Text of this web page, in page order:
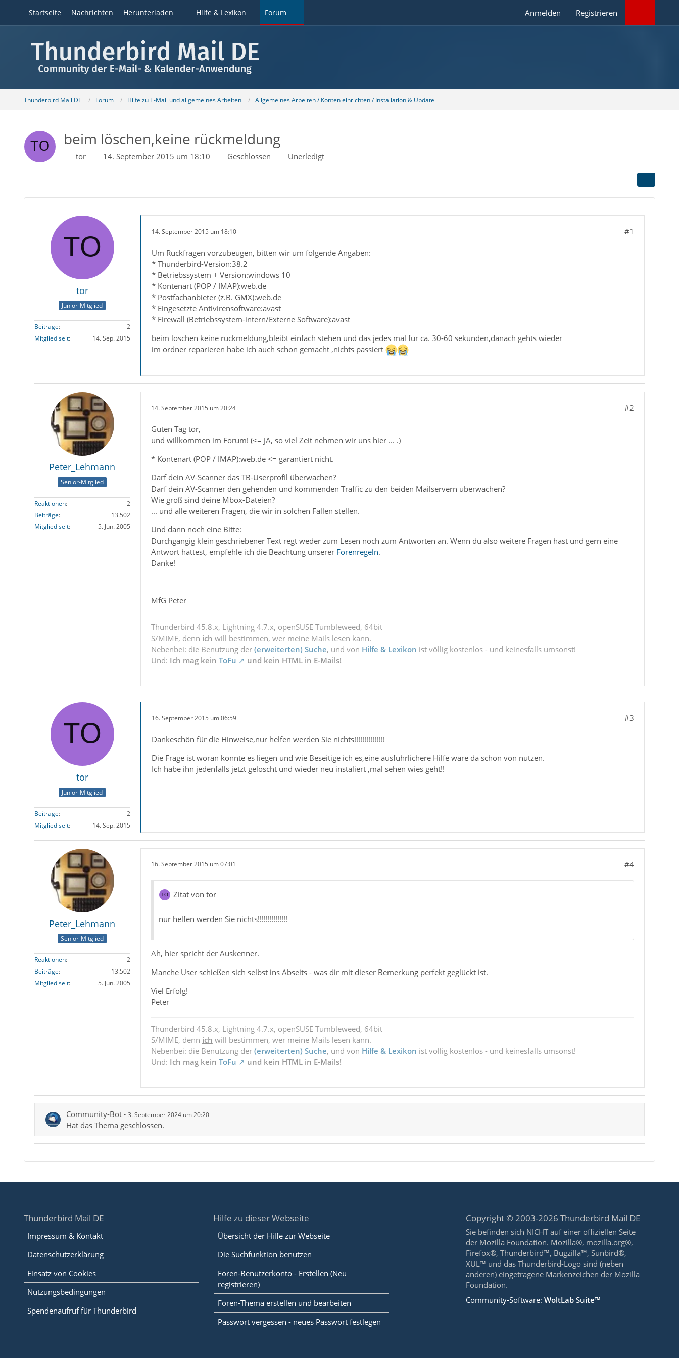
Startseite Nachrichten Herunterladen Hilfe & Lexikon Forum Anmelden Registrieren
Thunderbird Mail DE Forum Hilfe zu E-Mail und allgemeines Arbeiten Allgemeines Arbeiten / Konten einrichten / Installation & Update
beim löschen,keine rückmeldung
tor 14. September 2015 um 18:10 Geschlossen Unerledigt
tor
Junior-Mitglied
Beiträge
2
Mitglied seit
14. Sep. 2015
14. September 2015 um 18:10 #1
Um Rückfragen vorzubeugen, bitten wir um folgende Angaben:
* Thunderbird-Version:38.2
* Betriebssystem + Version:windows 10
* Kontenart (POP / IMAP):web.de
* Postfachanbieter (z.B. GMX):web.de
* Eingesetzte Antivirensoftware:avast
* Firewall (Betriebssystem-intern/Externe Software):avast
beim löschen keine rückmeldung,bleibt einfach stehen und das jedes mal für ca. 30-60 sekunden,danach gehts wieder
im ordner reparieren habe ich auch schon gemacht ,nichts passiert
Peter_Lehmann
Senior-Mitglied
Reaktionen
2
Beiträge
13.502
Mitglied seit
5. Jun. 2005
14. September 2015 um 20:24 #2
Guten Tag tor,
und willkommen im Forum! (<= JA, so viel Zeit nehmen wir uns hier ... .)
* Kontenart (POP / IMAP):web.de <= garantiert nicht.
Darf dein AV-Scanner das TB-Userprofil überwachen?
Darf dein AV-Scanner den gehenden und kommenden Traffic zu den beiden Mailservern überwachen?
Wie groß sind deine Mbox-Dateien?
... und alle weiteren Fragen, die wir in solchen Fällen stellen.
Und dann noch eine Bitte:
Durchgängig klein geschriebener Text regt weder zum Lesen noch zum Antworten an. Wenn du also weitere Fragen hast und gern eine
Antwort hättest, empfehle ich die Beachtung unserer Forenregeln.
Danke!
MfG Peter
Thunderbird 45.8.x, Lightning 4.7.x, openSUSE Tumbleweed, 64bit
S/MIME, denn ich will bestimmen, wer meine Mails lesen kann.
Nebenbei: die Benutzung der (erweiterten) Suche, und von Hilfe & Lexikon ist völlig kostenlos - und keinesfalls umsonst!
Und: Ich mag kein ToFu und kein HTML in E-Mails!
tor
Junior-Mitglied
Beiträge
2
Mitglied seit
14. Sep. 2015
16. September 2015 um 06:59 #3
Dankeschön für die Hinweise,nur helfen werden Sie nichts!!!!!!!!!!!!!!!
Die Frage ist woran könnte es liegen und wie Beseitige ich es,eine ausführlichere Hilfe wäre da schon von nutzen.
Ich habe ihn jedenfalls jetzt gelöscht und wieder neu instaliert ,mal sehen wies geht!!
Peter_Lehmann
Senior-Mitglied
Reaktionen
2
Beiträge
13.502
Mitglied seit
5. Jun. 2005
16. September 2015 um 07:01 #4
Zitat von tor
nur helfen werden Sie nichts!!!!!!!!!!!!!!!
Ah, hier spricht der Auskenner.
Manche User schießen sich selbst ins Abseits - was dir mit dieser Bemerkung perfekt geglückt ist.
Viel Erfolg!
Peter
Thunderbird 45.8.x, Lightning 4.7.x, openSUSE Tumbleweed, 64bit
S/MIME, denn ich will bestimmen, wer meine Mails lesen kann.
Nebenbei: die Benutzung der (erweiterten) Suche, und von Hilfe & Lexikon ist völlig kostenlos - und keinesfalls umsonst!
Und: Ich mag kein ToFu und kein HTML in E-Mails!
Community-Bot 3. September 2024 um 20:20
Hat das Thema geschlossen.
Thunderbird Mail DE
Impressum & Kontakt
Datenschutzerklärung
Einsatz von Cookies
Nutzungsbedingungen
Spendenaufruf für Thunderbird
Hilfe zu dieser Webseite
Übersicht der Hilfe zur Webseite
Die Suchfunktion benutzen
Foren-Benutzerkonto - Erstellen (Neu
registrieren)
Foren-Thema erstellen und bearbeiten
Passwort vergessen - neues Passwort festlegen
Copyright © 2003-2026 Thunderbird Mail DE
Sie befinden sich NICHT auf einer offiziellen Seite
der Mozilla Foundation. Mozilla®, mozilla.org®,
Firefox®, Thunderbird™, Bugzilla™, Sunbird®,
XUL™ und das Thunderbird-Logo sind (neben
anderen) eingetragene Markenzeichen der Mozilla
Foundation.
Community-Software:WoltLab Suite™